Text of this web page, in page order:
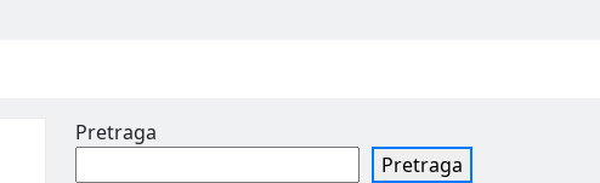
Pretraga
Pretraga